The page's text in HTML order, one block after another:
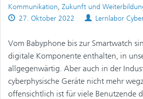
in
Kommunikation, Zukunft und
Published
27. Oktober 2022 Authors
Lernlabor
Vom Babyphone bis zur Smartwatch
digitale Komponente enthalten, in
allgegenwärtig. Aber auch in der
cyberphysische Geräte nicht mehr
offensichtlich ist für viele Benutzende